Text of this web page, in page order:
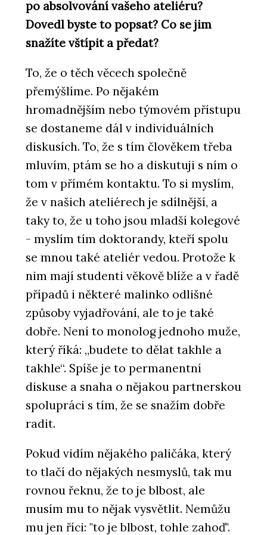
po absolvování vašeho ateliéru?
Dovedl byste to popsat? Co se jim
snažíte vštípit a předat?
To, že o těch věcech společně
přemýšlíme. Po nějakém
hromadnějším nebo týmovém přístupu
se dostaneme dál v individuálních
diskusích. To, že s tím člověkem třeba
mluvím, ptám se ho a diskutuji s ním o
tom v přímém kontaktu. To si myslím,
že v našich ateliérech je sdílnější, a
taky to, že u toho jsou mladší kolegové
- myslím tím doktorandy, kteří spolu
se mnou také ateliér vedou. Protože k
nim mají studenti věkově blíže a v řadě
případů i některé malinko odlišné
způsoby vyjadřování, ale to je také
dobře. Není to monolog jednoho muže,
který říká: „budete to dělat takhle a
takhle“. Spíše je to permanentní
diskuse a snaha o nějakou partnerskou
spolupráci s tím, že se snažím dobře
radit.
Pokud vidím nějakého paličáka, který
to tlačí do nějakých nesmyslů, tak mu
rovnou řeknu, že to je blbost, ale
musím mu to nějak vysvětlit. Nemůžu
mu jen říci: "to je blbost, tohle zahoď".